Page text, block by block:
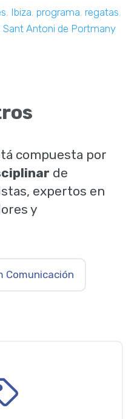
, Ibiza,programa,regatas,
Sant Antoni de Portmany
compuesta por
de
expertos en
y
Comunicación